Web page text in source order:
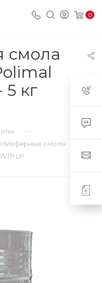
0
смола
5 кг
—
смолы
LP